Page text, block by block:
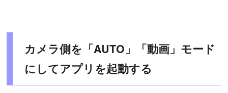
カメラ側を「AUTO」「動画」モード
にしてアプリを起動する